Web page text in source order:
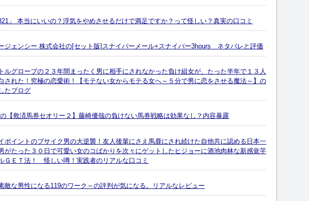
」 本当にいいの？浮気をやめさせるだけで満足ですか？って怪しい？真実の口コミ
ジェンシー 株式会社の[セット版]スナイパーメール+スナイパー3hours ネタバレと評価
ルグローブの２３年間まったく男に相手にされなかった負け組女が、たった半年で１３人
された！究極の恋愛術！【モテない女からモテる女へ～５分で男に恋をさせる魔法～】の
たブログ
【救済馬券セオリー２】藤崎優哉の負けない馬券戦略は効果なし？内容暴露
ポイントのブサイク男の大逆襲！友人後輩にさえ馬鹿にされ続けた自他共に認める日本一
がたった３０日で可愛い女のコばかりを次々にゲットしたヒジョーに酒池肉林な新感覚芋
ＧＥＴ法！ 怪しい噂！実践者のリアルな口コミ
敵な男性になる119のワーク～の評判が気になる。リアルなレビュー